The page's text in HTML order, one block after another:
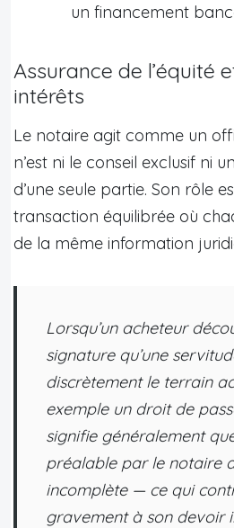
un financement
Assurance de l’équité
intérêts
Le notaire agit comme un
n’est ni le conseil exclusif ni
d’une seule partie. Son rôle
transaction équilibrée où
de la même information
Lorsqu’un acheteur
signature qu’une
discrètement le terrain
exemple un droit de
signifie généralement
préalable par le notaire
incomplète — ce qui
gravement à son devoir